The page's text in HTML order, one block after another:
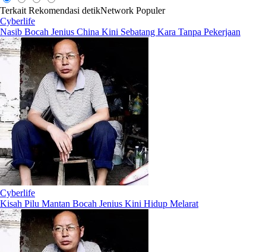
Terkait Rekomendasi detikNetwork Populer
Cyberlife
Nasib Bocah Jenius China Kini Sebatang Kara Tanpa Pekerjaan
Cyberlife
Kisah Pilu Mantan Bocah Jenius Kini Hidup Melarat